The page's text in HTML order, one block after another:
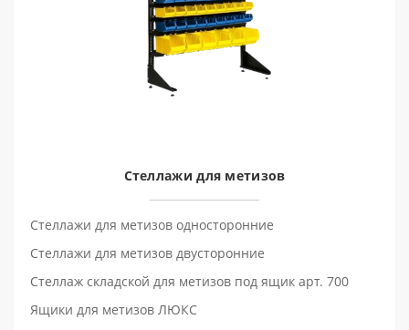
Стеллажи для метизов
Стеллажи для метизов односторонние
Стеллажи для метизов двусторонние
Стеллаж складской для метизов под ящик арт. 700
Ящики для метизов ЛЮКС